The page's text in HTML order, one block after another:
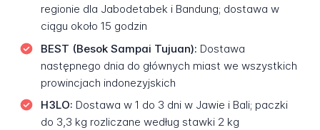
regionie dla Jabodetabek i Bandung; dostawa w
ciągu około 15 godzin
BEST (Besok Sampai Tujuan): Dostawa
następnego dnia do głównych miast we wszystkich
prowincjach indonezyjskich
H3LO: Dostawa w 1 do 3 dni w Jawie i Bali; paczki
do 3,3 kg rozliczane według stawki 2 kg